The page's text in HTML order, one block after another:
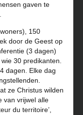
gaven te
150
door de Geest op
(3 dagen)
30 predikanten.
dagen. Elke dag
ze Christus wilden
van vrijwel alle
du territoire’,